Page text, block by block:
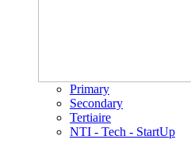
Primary
Secondary
Tertiaire
NTI - Tech - StartUp